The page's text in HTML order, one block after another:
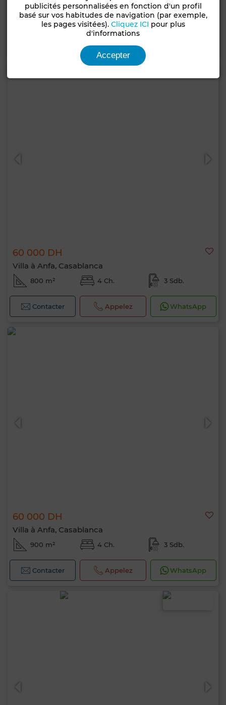
900 m² 5 Ch. 3 Sdb.
60 000 DH
Villa à Anfa, Casablanca
800 m² 4 Ch. 3 Sdb.
Contacter Appelez WhatsApp
60 000 DH
Villa à Anfa, Casablanca
900 m² 4 Ch. 3 Sdb.
Contacter Appelez WhatsApp
publicités personnalisées en fonction d'un profil
basé sur vos habitudes de navigation (par exemple,
les pages visitées). Cliquez ICI pour plus
d'informations
Accepter